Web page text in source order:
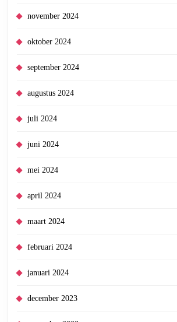
november 2024
oktober 2024
september 2024
augustus 2024
juli 2024
juni 2024
mei 2024
april 2024
maart 2024
februari 2024
januari 2024
december 2023